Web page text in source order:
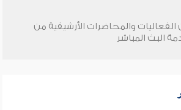
الفعاليات والمحاضرات الأرشيفية من
البث المباشر